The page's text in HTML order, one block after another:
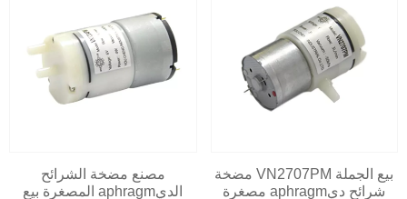
مصنع مضخة الشرائح
الديaphragm المصغرة بيع
بيع الجملة VN2707PM مضخة
شرائح ديaphragm مصغرة